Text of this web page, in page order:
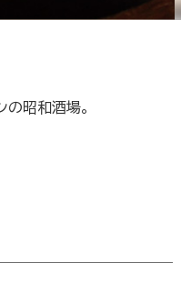
の昭和酒場。